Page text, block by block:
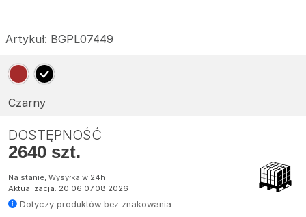
Artykuł: BGPL07449
Czarny
DOSTĘPNOŚĆ
2640 szt.
Na stanie, Wysyłka w 24h
Aktualizacja: 20:06 07.08.2026
Dotyczy produktów bez znakowania